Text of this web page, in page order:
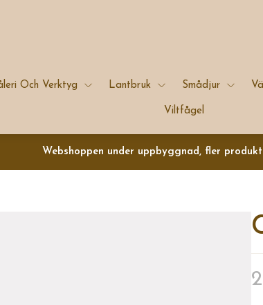
Och Verktyg Lantbruk Smådjur
Viltfågel
Webshoppen under uppbyggnad, fler